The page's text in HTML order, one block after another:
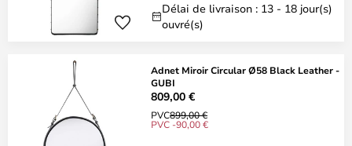
Délai de livraison : 13 - 18 jour(s)
ouvré(s)
Adnet Miroir Circular Ø58 Black Leather -
GUBI
809,00 €
PVC899,00 €
PVC -90,00 €